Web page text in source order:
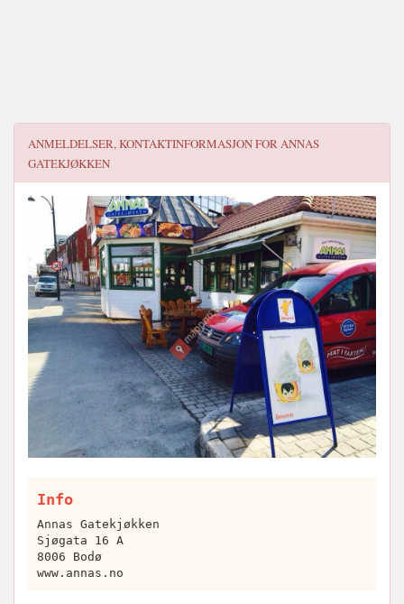
ANMELDELSER, KONTAKTINFORMASJON FORANNAS
GATEKJØKKEN
Info
Annas Gatekjøkken
Sjøgata 16 A
8006 Bodø
www.annas.no